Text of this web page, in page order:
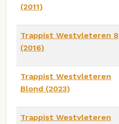
(2011)
Trappist Westvleteren 8
(2016)
Trappist Westvleteren
Blond (2023)
Trappist Westvleteren